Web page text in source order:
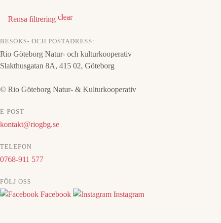
Rensa filtrering clear
BESÖKS- OCH POSTADRESS:
Rio Göteborg Natur- och kulturkooperativ
Slakthusgatan 8A, 415 02, Göteborg
© Rio Göteborg Natur- & Kulturkooperativ
E-POST
kontakt@riogbg.se
TELEFON
0768-911 577
FÖLJ OSS
Facebook Instagram